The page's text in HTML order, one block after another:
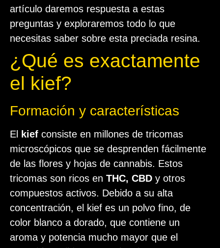
artículo daremos respuesta a estas
preguntas y exploraremos todo lo que
necesitas saber sobre esta preciada resina.
¿Qué es exactamente
el kief?
Formación y características
El kief consiste en millones de tricomas
microscópicos que se desprenden fácilmente
de las flores y hojas de cannabis. Estos
tricomas son ricos en THC, CBD y otros
compuestos activos. Debido a su alta
concentración, el kief es un polvo fino, de
color blanco a dorado, que contiene un
aroma y potencia mucho mayor que el